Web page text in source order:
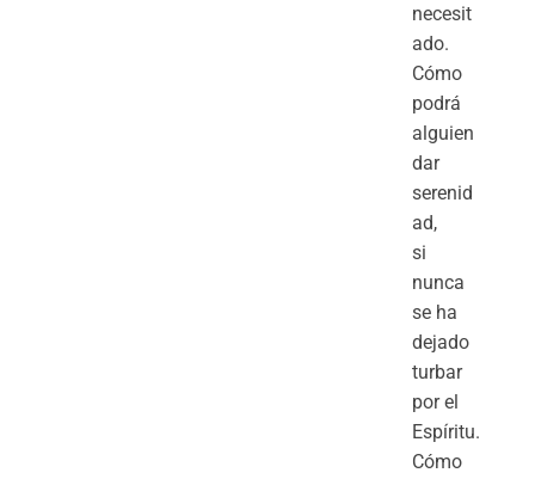
necesit
ado.
Cómo
podrá
alguien
dar
serenid
ad,
si
nunca
se ha
dejado
turbar
por el
Espíritu.
Cómo